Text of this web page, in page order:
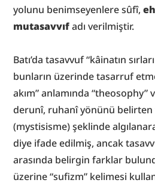
yolunu benimseyenlere sûfî,
mutasavvıf adı verilmiştir.
Batı’da tasavvuf “kâinatın
bunların üzerinde tasarruf
akım” anlamında
derunî, ruhanî yönünü belirten
(mystisisme) şeklinde
diye ifade edilmiş, ancak
arasında belirgin farklar
üzerine “sufizm” kelimesi